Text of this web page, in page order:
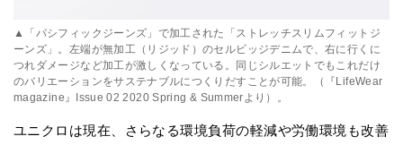
▲「パシフィックジーンズ」で加工された「ストレッチスリムフィットジ
ーンズ」。左端が無加工（リジッド）のセルビッジデニムで、右に行くに
つれダメージなど加工が激しくなっている。同じシルエットでもこれだけ
のバリエーションをサステナブルにつくりだすことが可能。（『LifeWear
magazine』Issue 02 2020 Spring & Summerより）。
ユニクロは現在、さらなる環境負荷の軽減や労働環境も改善